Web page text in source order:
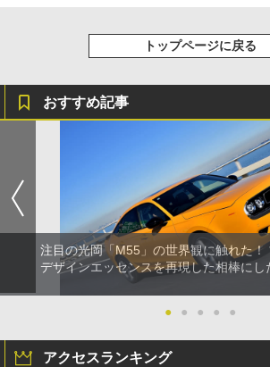
トップページに戻る
おすすめ記事
注目の光岡「M55」の世界観に触れた！
デザインエッセンスを再現した相棒にし
● ● ● ● ●
アクセスランキング